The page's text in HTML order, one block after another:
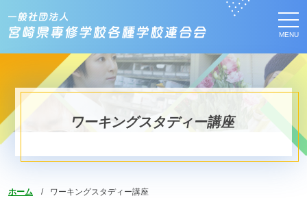
MENU
ワーキングスタディー講座
ホーム ワーキングスタディー講座